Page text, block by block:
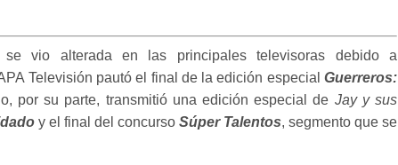
vio alterada en las principales televisoras debido a
Televisión pautó el final de la edición especial Guerreros:
por su parte, transmitió una edición especial de Jay y sus
y el final del concurso Súper Talentos, segmento que se